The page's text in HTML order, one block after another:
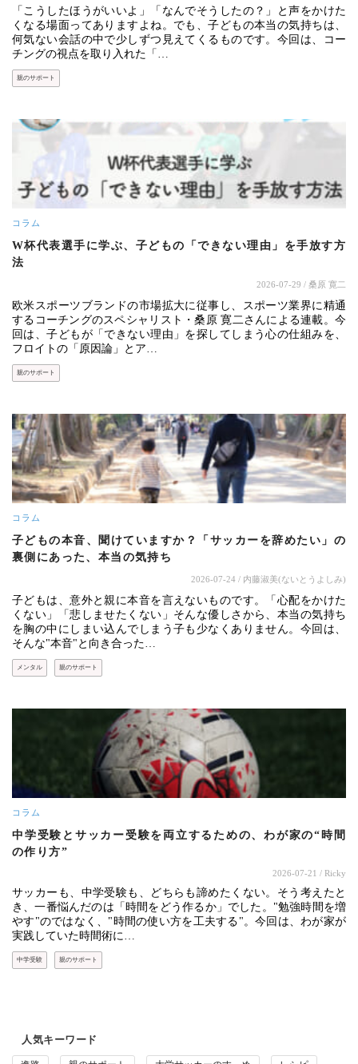
「こうしたほうがいいよ」「なんでそうしたの？」と声をかけた
くなる場面ってありますよね。でも、子どもの本当の気持ちは、
何気ない会話の中で少しずつ見えてくるものです。今回は、コー
チングの視点を取り入れた「…
親のサポート
コラム
W杯代表選手に学ぶ、子どもの「できない理由」を手放す方
法
2026-07-29 / 桑原 寛二
欧米スポーツブランドの市場拡大に従事し、スポーツ業界に精通
するコーチングのスペシャリスト・桑原 寛二さんによる連載。今
回は、子どもが「できない理由」を探してしまう心の仕組みを、
フロイトの「原因論」とア…
親のサポート
コラム
子どもの本音、聞けていますか？「サッカーを辞めたい」の
裏側にあった、本当の気持ち
2026-07-24 / 内藤淑美(ないとうよしみ)
子どもは、意外と親に本音を言えないものです。「心配をかけた
くない」「悲しませたくない」そんな優しさから、本当の気持ち
を胸の中にしまい込んでしまう子も少なくありません。今回は、
そんな"本音"と向き合った…
メンタル 親のサポート
コラム
中学受験とサッカー受験を両立するための、わが家の“時間
の作り方”
2026-07-21 / Ricky
サッカーも、中学受験も、どちらも諦めたくない。そう考えたと
き、一番悩んだのは「時間をどう作るか」でした。"勉強時間を増
やす"のではなく、"時間の使い方を工夫する"。今回は、わが家が
実践していた時間術に…
中学受験 親のサポート
人気キーワード